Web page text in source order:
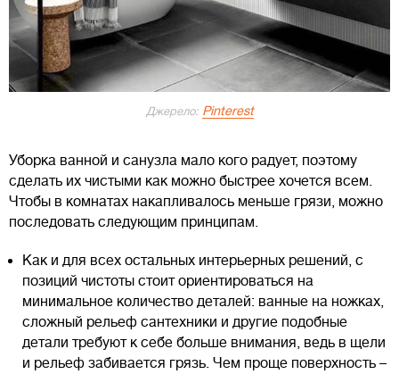
Джерело: Pinterest
Уборка ванной и санузла мало кого радует, поэтому
сделать их чистыми как можно быстрее хочется всем.
Чтобы в комнатах накапливалось меньше грязи, можно
последовать следующим принципам.
Как и для всех остальных интерьерных решений, с
позиций чистоты стоит ориентироваться на
минимальное количество деталей: ванные на ножках,
сложный рельеф сантехники и другие подобные
детали требуют к себе больше внимания, ведь в щели
и рельеф забивается грязь. Чем проще поверхность –